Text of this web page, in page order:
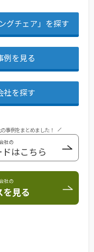
グチェア」を探す
例を見る
社を探す
事例をまとめました！
社の
はこちら
社の
を見る